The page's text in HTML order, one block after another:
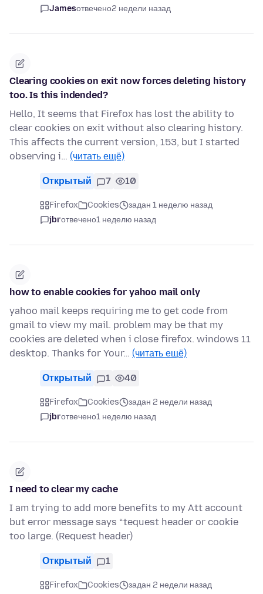
Jamesотвечено2 недели назад
Clearing cookies on exit now forces deleting history
too. Is this indended?
Hello, It seems that Firefox has lost the ability to
clear cookies on exit without also clearing history.
This affects the current version, 153, but I started
observing i… (читать ещё)
Открытый 7 10
Firefox Cookies
задан 1 неделю назад
jbrотвечено1 неделю назад
how to enable cookies for yahoo mail only
yahoo mail keeps requiring me to get code from
gmail to view my mail. problem may be that my
cookies are deleted when i close firefox. windows 11
desktop. Thanks for Your… (читать ещё)
Открытый 1 40
Firefox Cookies
задан 2 недели назад
jbrотвечено1 неделю назад
I need to clear my cache
I am trying to add more benefits to my Att account
but error message says “tequest header or cookie
too large. (Request header)
Открытый 1
Firefox Cookies
задан 2 недели назад